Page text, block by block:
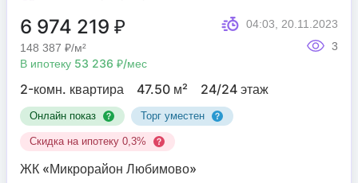
04:03, 20.11.2023
6 974 219 ₽
148 387 ₽/м²
В ипотеку 53 236 ₽/мес
2-комн. квартира 47.50 м² 24/24 этаж
Онлайн показ Торг уместен
Скидка на ипотеку 0,3%
ЖК «Микрорайон Любимово»
3